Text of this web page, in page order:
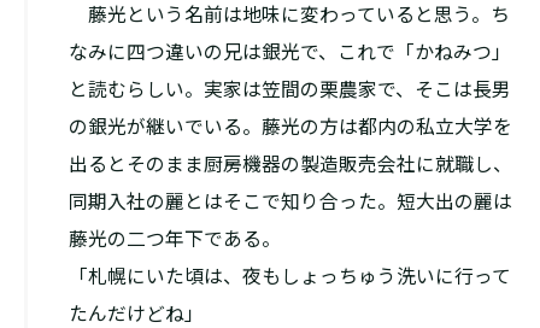
藤光という名前は地味に変わっていると思う。ち
なみに四つ違いの兄は銀光で、これで「かねみつ」
と読むらしい。実家は笠間の栗農家で、そこは長男
の銀光が継いでいる。藤光の方は都内の私立大学を
出るとそのまま厨房機器の製造販売会社に就職し、
同期入社の麗とはそこで知り合った。短大出の麗は
藤光の二つ年下である。
「札幌にいた頃は、夜もしょっちゅう洗いに行って
たんだけどね」